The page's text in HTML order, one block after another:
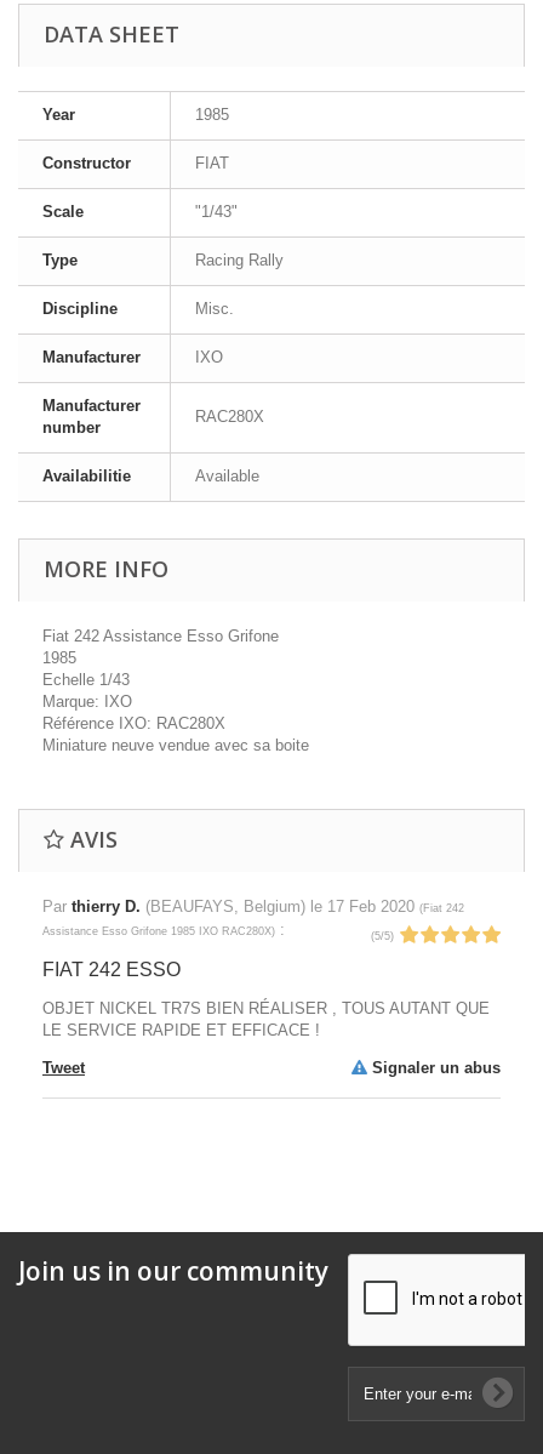
DATA SHEET
Year 1985
Constructor FIAT
Scale "1/43"
Type Racing Rally
Discipline Misc.
Manufacturer IXO
Manufacturer
number
RAC280X
Availabilitie Available
MORE INFO
Fiat 242 Assistance Esso Grifone
1985
Echelle 1/43
Marque: IXO
Référence IXO: RAC280X
Miniature neuve vendue avec sa boite
AVIS
Par thierry D. (BEAUFAYS, Belgium) le 17 Feb 2020 (Fiat 242
Assistance Esso Grifone 1985 IXO RAC280X) : (5/5)
FIAT 242 ESSO
OBJET NICKEL TR7S BIEN RÉALISER , TOUS AUTANT QUE
LE SERVICE RAPIDE ET EFFICACE !
Tweet Signaler un abus
Join us in our community